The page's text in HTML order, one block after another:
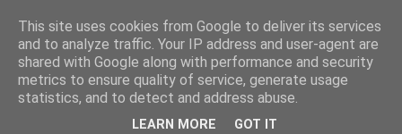
This site uses cookies from Google to deliver its services
and to analyze traffic. Your IP address and user-agent are
shared with Google along with performance and security
metrics to ensure quality of service, generate usage
statistics, and to detect and address abuse.
LEARN MORE GOT IT